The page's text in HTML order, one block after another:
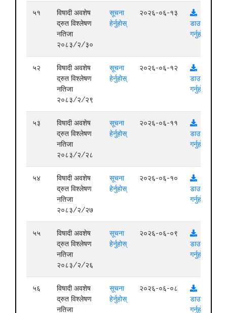
५१
विषादी अवशेष
द्रुत विश्लेषण
नतिजा
२०८३/२/३०
सूचना
हेर्नुहोस्
२०२६-०६-१३
डाउनलोड
गर्नुहोस्
५२
विषादी अवशेष
द्रुत विश्लेषण
नतिजा
२०८३/२/२९
सूचना
हेर्नुहोस्
२०२६-०६-१२
डाउनलोड
गर्नुहोस्
५३
विषादी अवशेष
द्रुत विश्लेषण
नतिजा
२०८३/२/२८
सूचना
हेर्नुहोस्
२०२६-०६-११
डाउनलोड
गर्नुहोस्
५४
विषादी अवशेष
द्रुत विश्लेषण
नतिजा
२०८३/२/२७
सूचना
हेर्नुहोस्
२०२६-०६-१०
डाउनलोड
गर्नुहोस्
५५
विषादी अवशेष
द्रुत विश्लेषण
नतिजा
२०८३/२/२६
सूचना
हेर्नुहोस्
२०२६-०६-०९
डाउनलोड
गर्नुहोस्
५६
विषादी अवशेष
द्रुत विश्लेषण
नतिजा
सूचना
हेर्नुहोस्
२०२६-०६-०८
डाउनलोड
गर्नुहोस्